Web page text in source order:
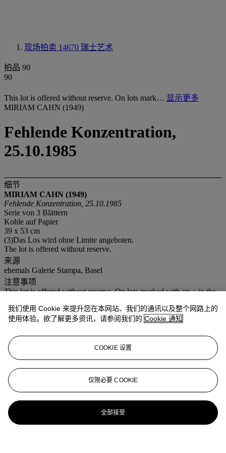
现场拍卖 14670 瑞士艺术
拍品 90
90
This lot is offered without reserve. On lots mark… 显示更多
MIRIAM CAHN (1949)
Fehlende Konzentration,
25.10.1985
细节
MIRIAM CAHN (1949)
Fehlende Konzentration, 25.10.1985
Serie von 3 Blättern
Kohle auf Papier
39 x 53 cm
(3)Das Los wird ohne Limite angeboten.
The lot is offered without reserve.
来源
ehemals Galerie Stampa, Basel
注意事项
This lot is offered without reserve. On lots marked with an + in the
as the hammer price.
更多来自瑞士艺术
查看全部
查看全部
我们使用 Cookie 来提升您在本网站、我们的通讯以及整个网路上的
使用体验。欲了解更多资讯，请参阅我们的 Cookie 通知
COOKIE 设置
仅限必要 COOKIE
全部接受